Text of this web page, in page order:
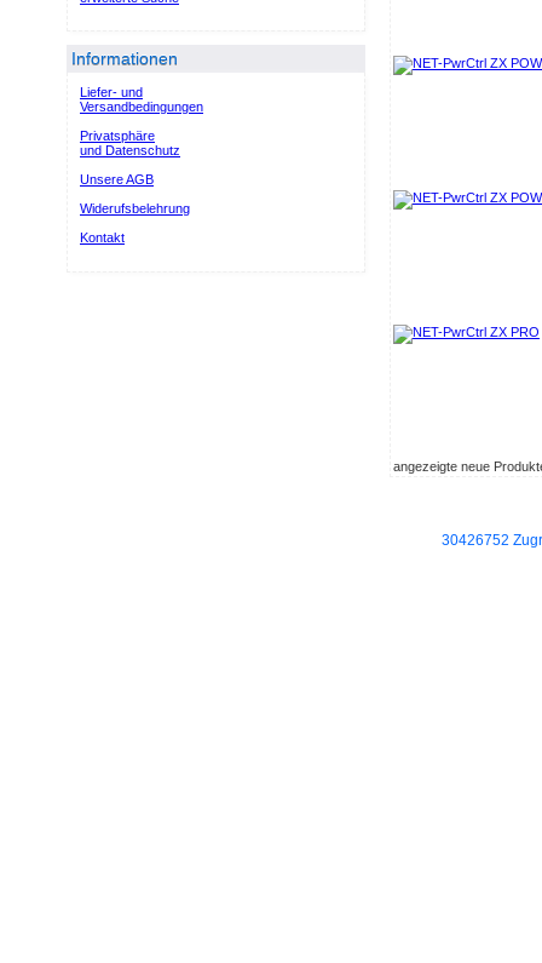
Informationen
Liefer- und
Versandbedingungen
Privatsphäre
und Datenschutz
Unsere AGB
Widerufsbelehrung
Kontakt
angezeigte neue
30426752